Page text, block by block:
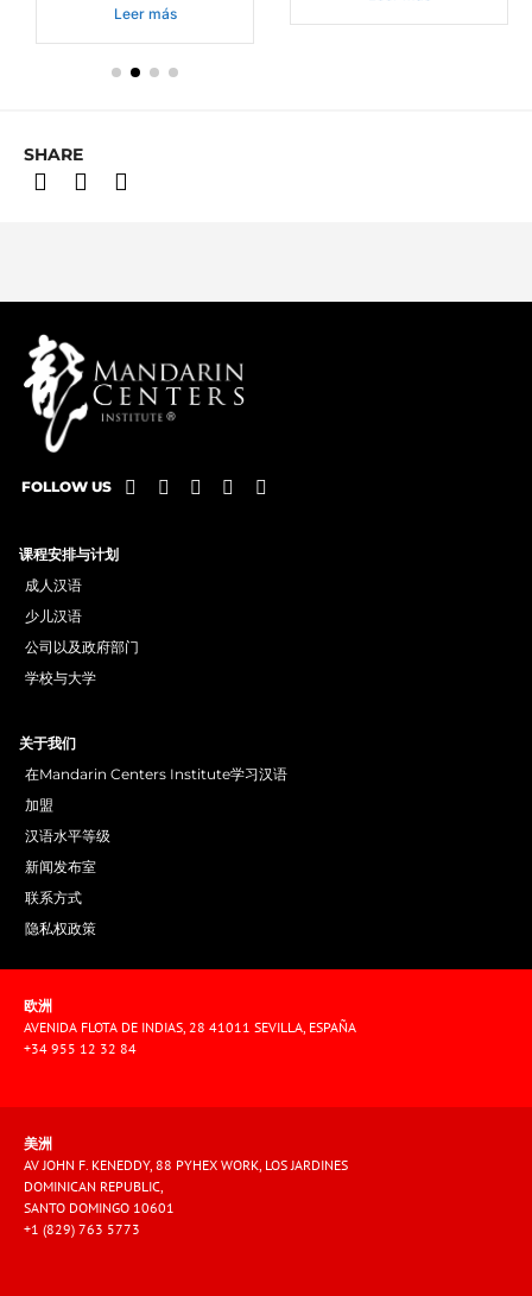
Leer más
SHARE
FOLLOW US
课程安排与计划
成人汉语
少儿汉语
公司以及政府部门
学校与大学
关于我们
在Mandarin Centers Institute学习汉语
加盟
汉语水平等级
新闻发布室
联系方式
隐私权政策
欧洲
AVENIDA FLOTA DE INDIAS, 28 41011 SEVILLA, ESPAÑA
+34 955 12 32 84
美洲
AV JOHN F. KENEDDY, 88 PYHEX WORK, LOS JARDINES
DOMINICAN REPUBLIC,
SANTO DOMINGO 10601
+1 (829) 763 5773